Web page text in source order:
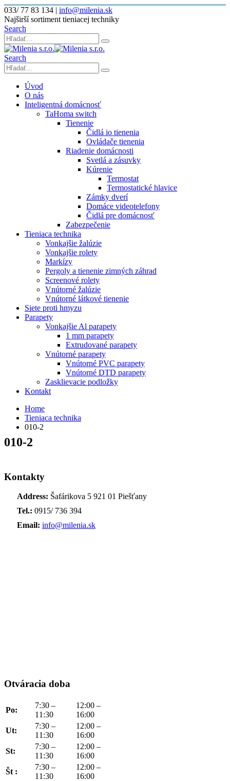
033/ 77 83 134 | info@milenia.sk
Najširší sortiment tieniacej techniky
Search
Search
Úvod
O nás
Inteligentná domácnosť
TaHoma switch
Tienenie
Čidlá io tienenia
Ovládače tienenia
Riadenie domácnosti
Svetlá a zásuvky
Kúrenie
Termostat
Termostatické hlavice
Zámky dverí
Domáce videotelefony
Čidlá pre domácnosť
Zabezpečenie
Tieniaca technika
Vonkajšie žalúzie
Vonkajšie rolety
Markízy
Pergoly a tienenie zimných záhrad
Screenové rolety
Vnútorné žalúzie
Vnútorné látkové tienenie
Siete proti hmyzu
Parapety
Vonkajšie Al parapety
1 mm parapety
Extrudované parapety
Vnútorné parapety
Vnútorné PVC parapety
Vnútorné DTD parapety
Zasklievacie podložky
Kontakt
Home
Tieniaca technika
010-2
010-2
Kontakty
Address: Šafárikova 5 921 01 Piešťany
Tel.: 0915/ 736 394
Email: info@milenia.sk
Otváracia doba
Po:
7:30 –
11:30
12:00 –
16:00
Ut:
7:30 –
11:30
12:00 –
16:00
St:
7:30 –
11:30
12:00 –
16:00
Št :
7:30 –
11:30
12:00 –
16:00